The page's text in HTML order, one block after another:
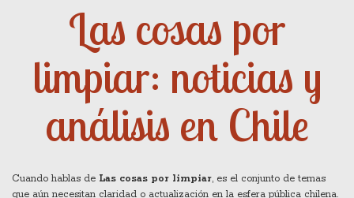
Las cosas por
limpiar: noticias y
análisis en Chile
Cuando hablas de Las cosas por limpiar, es el conjunto de temas
que aún necesitan claridad o actualización en la esfera pública chilena.